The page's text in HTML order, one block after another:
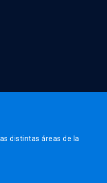
distintas áreas de la